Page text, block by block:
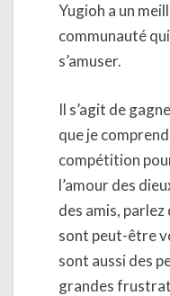
Yugioh a un
communauté
s’amuser.
Il s’agit de
que je
compétition
l’amour des
des amis, parlez
sont peut-être
sont aussi des
grandes